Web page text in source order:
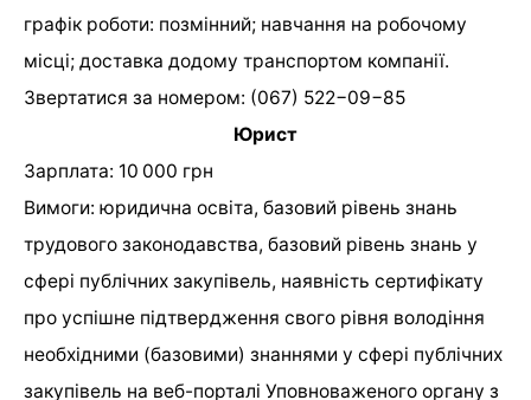
графік роботи: позмінний; навчання на робочому
місці; доставка додому транспортом компанії.
Звертатися за номером: (067) 522−09−85
Юрист
Зарплата: 10 000 грн
Вимоги: юридична освіта, базовий рівень знань
трудового законодавства, базовий рівень знань у
сфері публічних закупівель, наявність сертифікату
про успішне підтвердження свого рівня володіння
необхідними (базовими) знаннями у сфері публічних
закупівель на веб-порталі Уповноваженого органу з